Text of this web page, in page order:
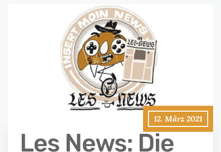
12. März 2021
Les News: Die